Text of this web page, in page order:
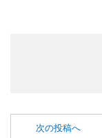
次の投稿へ